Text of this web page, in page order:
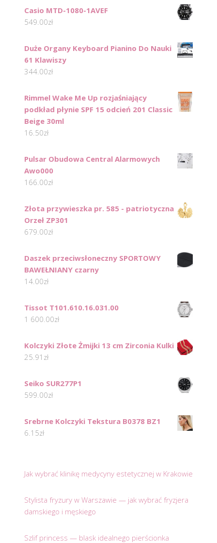
Casio MTD-1080-1AVEF
549.00zł
Duże Organy Keyboard Pianino Do Nauki
61 Klawiszy
344.00zł
Rimmel Wake Me Up rozjaśniający
podkład płynie SPF 15 odcień 201 Classic
Beige 30ml
16.50zł
Pulsar Obudowa Central Alarmowych
Awo000
166.00zł
Złota przywieszka pr. 585 - patriotyczna
Orzeł ZP301
679.00zł
Daszek przeciwsłoneczny SPORTOWY
BAWEŁNIANY czarny
14.00zł
Tissot T101.610.16.031.00
1 600.00zł
Kolczyki Złote Żmijki 13 cm Zirconia Kulki
25.91 zł
Seiko SUR277P1
599.00zł
Srebrne Kolczyki Tekstura B0378 BZ1
6.15zł
Jak wybrać klinikę medycyny estetycznej w Krakowie
Stylista fryzury w Warszawie — jak wybrać fryzjera
damskiego i męskiego
Szlif princess — blask idealnego pierścionka